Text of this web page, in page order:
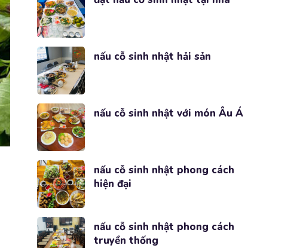
nấu cỗ sinh nhật hải sản
nấu cỗ sinh nhật với món Âu Á
nấu cỗ sinh nhật phong cách
hiện đại
nấu cỗ sinh nhật phong cách
truyền thống